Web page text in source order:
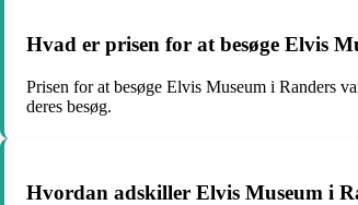
Hvad er prisen for at besøge Elvis
Prisen for at besøge Elvis Museum i Randers
deres besøg.
Hvordan adskiller Elvis Museum i